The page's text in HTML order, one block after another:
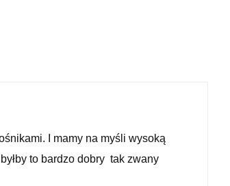
I mamy na myśli wysoką
to bardzo dobry tak zwany